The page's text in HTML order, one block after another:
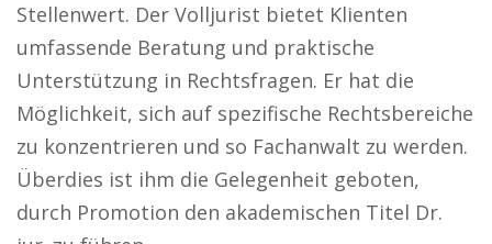
Stellenwert. Der Volljurist bietet Klienten
umfassende Beratung und praktische
Unterstützung in Rechtsfragen. Er hat die
Möglichkeit, sich auf spezifische Rechtsbereiche
zu konzentrieren und so Fachanwalt zu werden.
Überdies ist ihm die Gelegenheit geboten,
durch Promotion den akademischen Titel Dr.